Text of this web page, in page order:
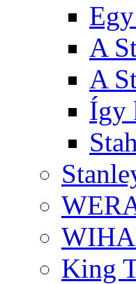
A
A
Így
WIHA
King